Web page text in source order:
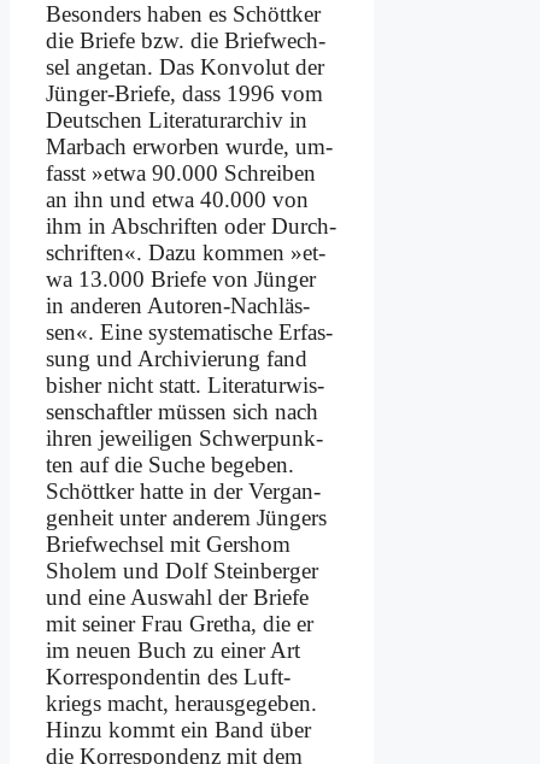
Be­son­ders ha­ben es Schött­ker
die Brie­fe bzw. die Brief­wech­
sel an­ge­tan. Das Kon­vo­lut der
Jün­ger-Brie­fe, dass 1996 vom
Deut­schen Li­te­ra­tur­ar­chiv in
Mar­bach er­wor­ben wur­de, um­
fasst »et­wa 90.000 Schrei­ben
an ihn und et­wa 40.000 von
ihm in Ab­schrif­ten oder Durch­
schrif­ten«. Da­zu kom­men »et­
wa 13.000 Brie­fe von Jün­ger
in an­de­ren Au­toren-Nach­läs­
sen«. Ei­ne sy­ste­ma­ti­sche Er­fas­
sung und Ar­chi­vie­rung fand
bis­her nicht statt. Li­te­ra­tur­wis­
sen­schaft­ler müs­sen sich nach
ih­ren je­wei­li­gen Schwer­punk­
ten auf die Su­che be­ge­ben.
Schött­ker hat­te in der Ver­gan­
gen­heit un­ter an­de­rem Jün­gers
Brief­wech­sel mit Gers­hom
Sholem und Dolf Stein­ber­ger
und ei­ne Aus­wahl der Brie­fe
mit sei­ner Frau Gre­tha, die er
im neu­en Buch zu ei­ner Art
Kor­re­spon­den­tin des Luft­
kriegs macht, her­aus­ge­ge­ben.
Hin­zu kommt ein Band über
die Kor­re­spon­denz mit dem